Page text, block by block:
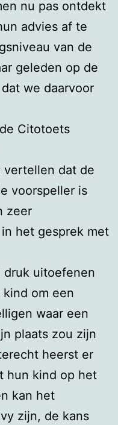
nu pas ontdekt
advies af te
van de
geleden op de
we daarvoor
Citotoets
vertellen dat de
voorspeller is
zeer
het gesprek met
druk uitoefenen
om een
waar een
plaats zou zijn
heerst er
hun kind op het
kan het
zijn, de kans